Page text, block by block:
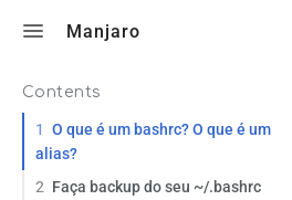
Manjaro
Contents
1
O que é um bashrc? O que é um
alias?
2 Faça backup do seu ~/.bashrc